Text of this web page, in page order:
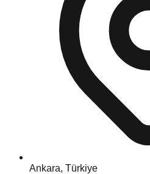
Ankara, Türkiye